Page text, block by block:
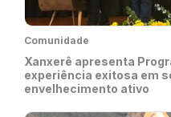
Comunidade
Xanxerê apresenta
experiência exitosa em
envelhecimento ativo